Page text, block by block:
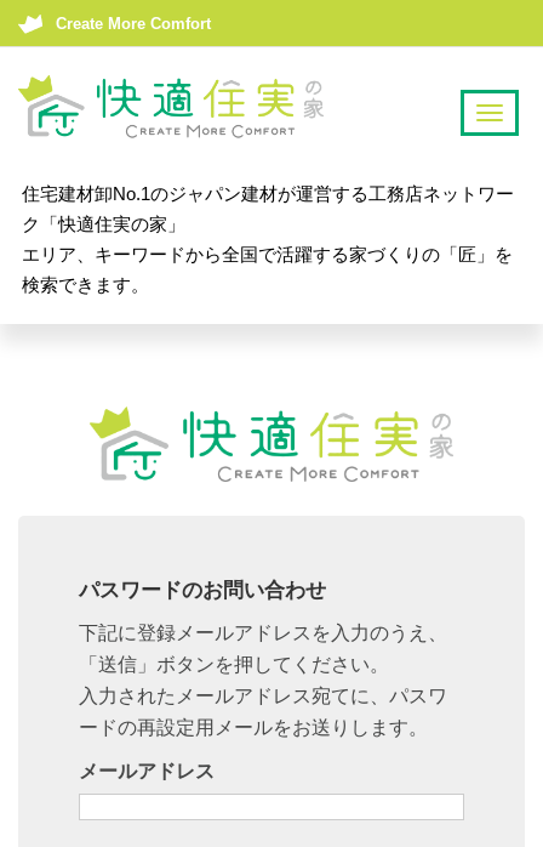
Create More Comfort
T
a
住宅建材卸No.1のジャパン建材が運営する工務店ネットワー
ク「快適住実の家」
エリア、キーワードから全国で活躍する家づくりの「匠」を
検索できます。
パスワードのお問い合わせ
下記に登録メールアドレスを入力のうえ、
「送信」ボタンを押してください。
入力されたメールアドレス宛てに、パスワ
ードの再設定用メールをお送りします。
メールアドレス